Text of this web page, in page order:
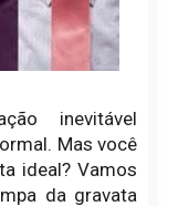
inevitável
Mas você
ideal? Vamos
da gravata